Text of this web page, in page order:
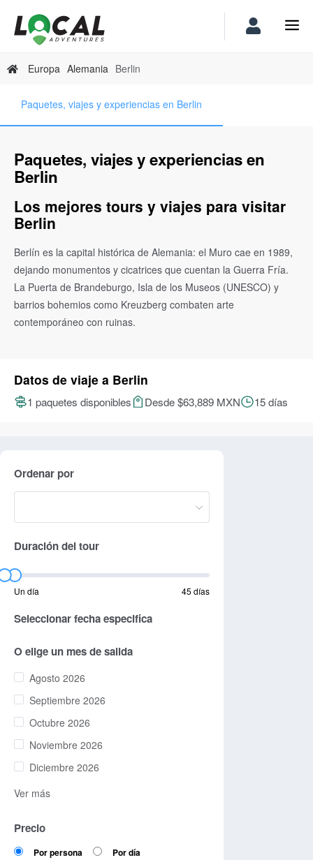
Europa Alemania Berlin
Paquetes, viajes y experiencias en Berlin
Paquetes, viajes y experiencias en
Berlin
Los mejores tours y viajes para visitar
Berlin
Berlín es la capital histórica de Alemania: el Muro cae en 1989,
dejando monumentos y cicatrices que cuentan la Guerra Fría.
La Puerta de Brandeburgo, Isla de los Museos (UNESCO) y
barrios bohemios como Kreuzberg combaten arte
contemporáneo con ruinas.
Datos de viaje a Berlin
1 paquetes disponibles Desde $63,889 MXN 15 días
Ordenar por
Duración del tour
Un día 45 días
Seleccionar fecha especifica
O elige un mes de salida
Agosto 2026
Septiembre 2026
Octubre 2026
Noviembre 2026
Diciembre 2026
Ver más
Precio
Por persona Por día